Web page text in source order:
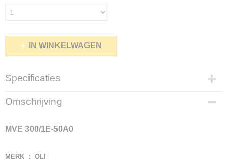
IN WINKELWAGEN
Specificaties
Netto gewicht
27,00 Kg
28,00 Kg
Omschrijving
MVE 300/1E-50A0
MERK : OLI